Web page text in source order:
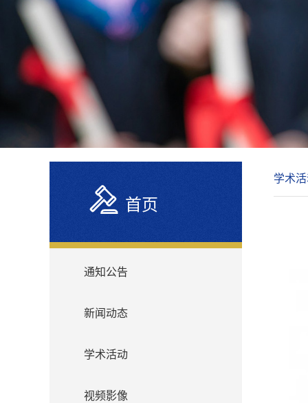
首页
通知公告
新闻动态
学术活动
视频影像
学术